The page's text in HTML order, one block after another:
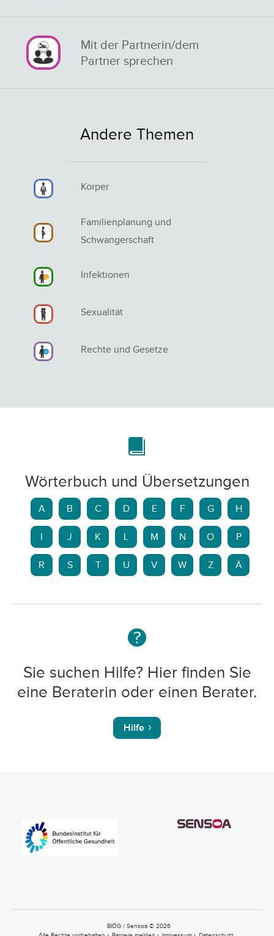
Mit der Partnerin/dem
Partner sprechen
Andere Themen
Körper
Familienplanung und
Schwangerschaft
Infektionen
Sexualität
Rechte und Gesetze
Wörterbuch und Übersetzungen
A B C D E F G H
I J K L M N O P
R S T U V W Z Ä
Sie suchen Hilfe? Hier finden Sie
eine Beraterin oder einen Berater.
Hilfe
BIÖG / Sensoa © 2026